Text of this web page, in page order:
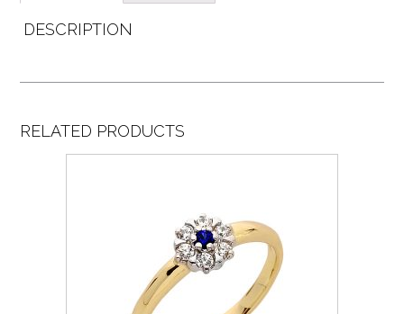
DESCRIPTION
RELATED PRODUCTS